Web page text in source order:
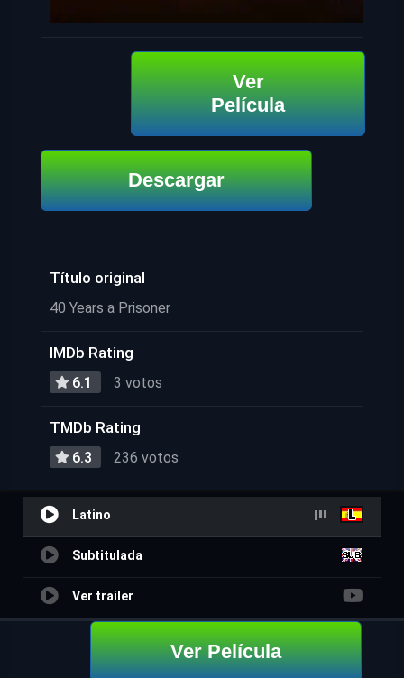
Ver
Película
Descargar
Título original
40 Years a Prisoner
IMDb Rating
6.1 3 votos
TMDb Rating
6.3 236 votos
Latino
Subtitulada
Ver trailer
Ver Película